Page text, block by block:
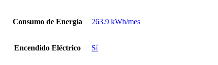
Consumo de Energía 263.9 kWh/mes
Encendido Eléctrico Sí